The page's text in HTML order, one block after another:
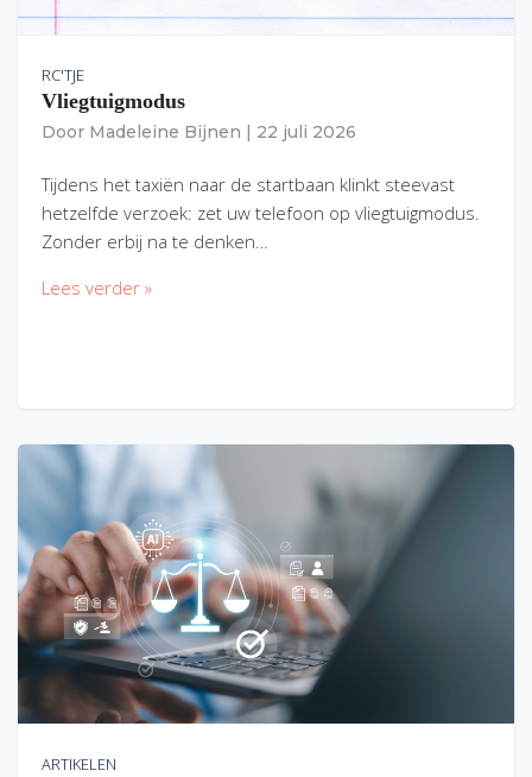
RC'TJE
Vliegtuigmodus
Door Madeleine Bijnen 22 juli 2026
Tijdens het taxiën naar de startbaan klinkt steevast
hetzelfde verzoek: zet uw telefoon op vliegtuigmodus.
Zonder erbij na te denken…
Lees verder »
ARTIKELEN